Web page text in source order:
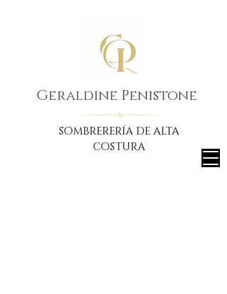
Geraldine Penistone
SOMBRERERÍA DE ALTA
COSTURA